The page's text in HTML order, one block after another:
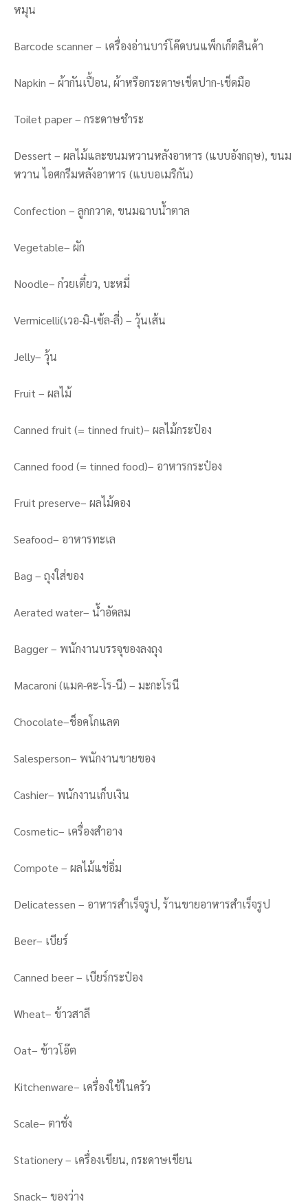
หมุน
Barcode scanner – เครื่องอ่านบาร์โค๊ดบนแพ็กเก็ตสินค้า
Napkin – ผ้ากันเปื้อน, ผ้าหรือกระดาษเช็ดปาก-เช็ดมือ
Toilet paper – กระดาษชำระ
Dessert – ผลไม้และขนมหวานหลังอาหาร (แบบอังกฤษ), ขนม
หวาน ไอศกรีมหลังอาหาร (แบบอเมริกัน)
Confection – ลูกกวาด, ขนมฉาบน้ำตาล
Vegetable– ผัก
Noodle– ก๋วยเตี๋ยว, บะหมี่
Vermicelli(เวอ-มิ-เซ้ล-ลี่) – วุ้นเส้น
Jelly– วุ้น
Fruit – ผลไม้
Canned fruit (= tinned fruit)– ผลไม้กระป๋อง
Canned food (= tinned food)– อาหารกระป๋อง
Fruit preserve– ผลไม้ดอง
Seafood– อาหารทะเล
Bag – ถุงใส่ของ
Aerated water– น้ำอัดลม
Bagger – พนักงานบรรจุของลงถุง
Macaroni (แมค-คะ-โร-นี) – มะกะโรนี
Chocolate–ช็อคโกแลต
Salesperson– พนักงานขายของ
Cashier– พนักงานเก็บเงิน
Cosmetic– เครื่องสำอาง
Compote – ผลไม้แช่อิ่ม
Delicatessen – อาหารสำเร็จรูป, ร้านขายอาหารสำเร็จรูป
Beer– เบียร์
Canned beer – เบียร์กระป๋อง
Wheat– ข้าวสาลี
Oat– ข้าวโอ๊ต
Kitchenware– เครื่องใช้ในครัว
Scale– ตาชั่ง
Stationery – เครื่องเขียน, กระดาษเขียน
Snack– ของว่าง